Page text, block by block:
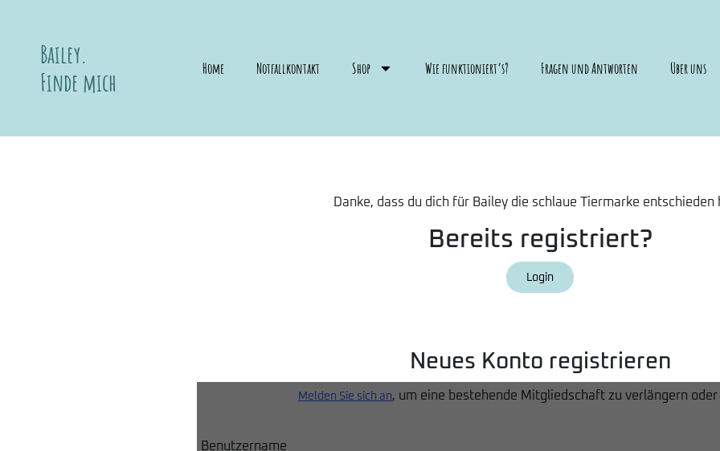
Bailey.
Finde mich
Home Notfallkontakt Shop Wie funktioniert’s? Fragen und Antworten Über uns
Danke, dass du dich für Bailey die schlaue Tiermarke entschieden
Bereits registriert?
Login
Neues Konto registrieren
Melden Sie sich an, um eine bestehende Mitgliedschaft zu verlängern oder
Benutzername